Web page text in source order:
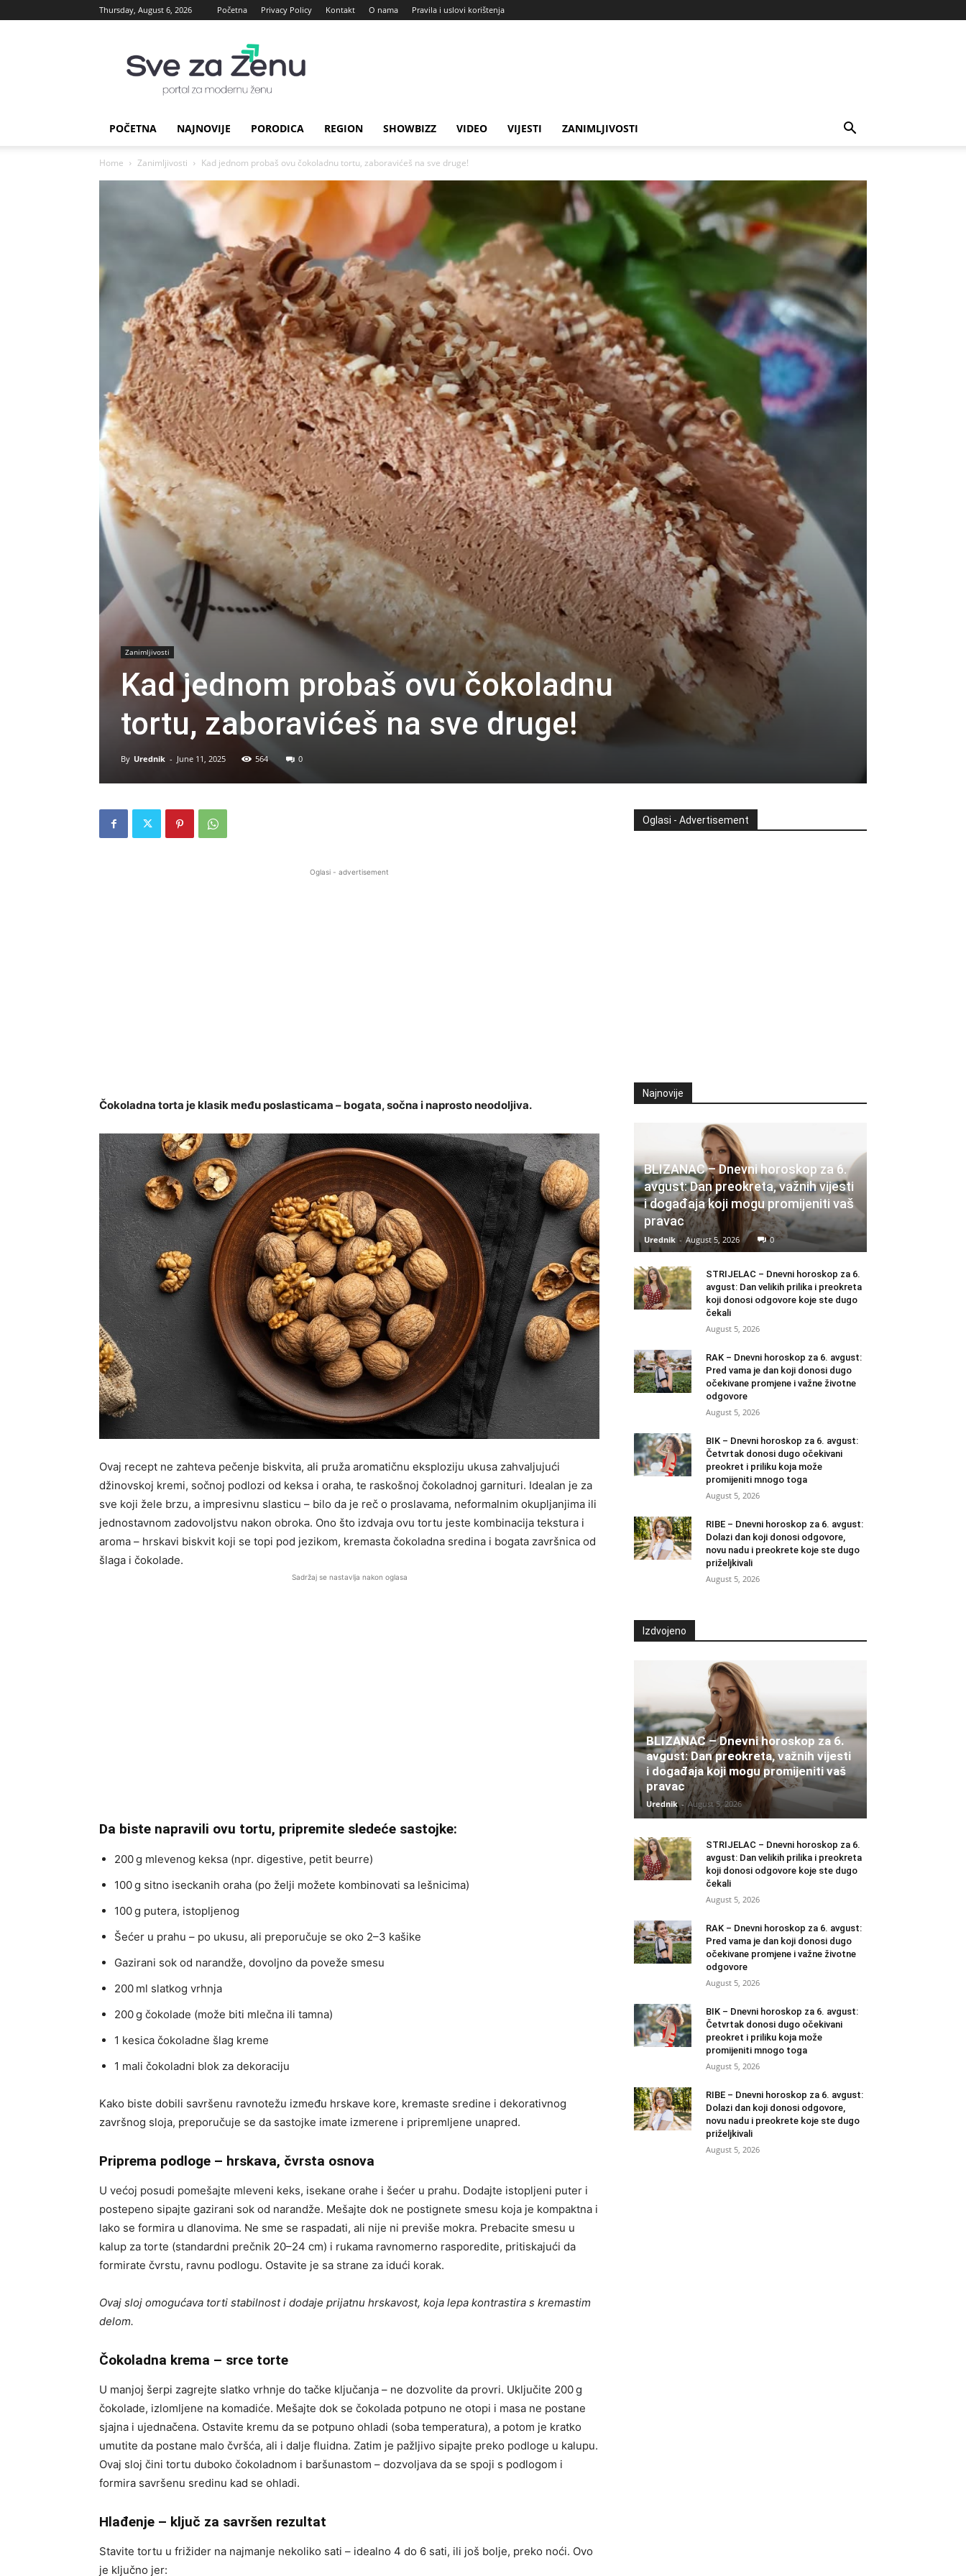
Thursday, August 6, 2026 Početna Privacy Policy Kontakt O nama Pravila i uslovi korištenja
za
Zenu
POČETNA NAJNOVIJE PORODICA REGION SHOWBIZZ VIDEO VIJESTI ZANIMLJIVOSTI
Home Zanimljivosti Kad jednom probaš ovu čokoladnu tortu, zaboravićeš na sve druge!
Zanimljivosti
Kad jednom probaš ovu čokoladnu
tortu, zaboravićeš na sve druge!
By Urednik - June 11, 2025 564 0
Oglasi - advertisement
Čokoladna torta je klasik među poslasticama – bogata, sočna i naprosto neodoljiva.
Ovaj recept ne zahteva pečenje biskvita, ali pruža aromatičnu eksploziju ukusa zahvaljujući
džinovskoj kremi, sočnoj podlozi od keksa i oraha, te raskošnoj čokoladnoj garnituri. Idealan je za
sve koji žele brzu, a impresivnu slasticu – bilo da je reč o proslavama, neformalnim okupljanjima ili
jednostavnom zadovoljstvu nakon obroka. Ono što izdvaja ovu tortu jeste kombinacija tekstura i
aroma – hrskavi biskvit koji se topi pod jezikom, kremasta čokoladna sredina i bogata završnica od
šlaga i čokolade.
Sadržaj se nastavlja nakon oglasa
Da biste napravili ovu tortu, pripremite sledeće sastojke:
200 g mlevenog keksa (npr. digestive, petit beurre)
100 g sitno iseckanih oraha (po želji možete kombinovati sa lešnicima)
100 g putera, istopljenog
Šećer u prahu – po ukusu, ali preporučuje se oko 2–3 kašike
Gazirani sok od narandže, dovoljno da poveže smesu
200 ml slatkog vrhnja
200 g čokolade (može biti mlečna ili tamna)
1 kesica čokoladne šlag kreme
1 mali čokoladni blok za dekoraciju
Kako biste dobili savršenu ravnotežu između hrskave kore, kremaste sredine i dekorativnog
završnog sloja, preporučuje se da sastojke imate izmerene i pripremljene unapred.
Priprema podloge – hrskava, čvrsta osnova
U većoj posudi pomešajte mleveni keks, isekane orahe i šećer u prahu. Dodajte istopljeni puter i
postepeno sipajte gazirani sok od narandže. Mešajte dok ne postignete smesu koja je kompaktna i
lako se formira u dlanovima. Ne sme se raspadati, ali nije ni previše mokra. Prebacite smesu u
kalup za torte (standardni prečnik 20–24 cm) i rukama ravnomerno rasporedite, pritiskajući da
formirate čvrstu, ravnu podlogu. Ostavite je sa strane za idući korak.
Ovaj sloj omogućava torti stabilnost i dodaje prijatnu hrskavost, koja lepa kontrastira s kremastim
delom.
Čokoladna krema – srce torte
U manjoj šerpi zagrejte slatko vrhnje do tačke ključanja – ne dozvolite da provri. Uključite 200 g
čokolade, izlomljene na komadiće. Mešajte dok se čokolada potpuno ne otopi i masa ne postane
sjajna i ujednačena. Ostavite kremu da se potpuno ohladi (soba temperatura), a potom je kratko
umutite da postane malo čvršća, ali i dalje fluidna. Zatim je pažljivo sipajte preko podloge u kalupu.
Ovaj sloj čini tortu duboko čokoladnom i baršunastom – dozvoljava da se spoji s podlogom i
formira savršenu sredinu kad se ohladi.
Hlađenje – ključ za savršen rezultat
Stavite tortu u frižider na najmanje nekoliko sati – idealno 4 do 6 sati, ili još bolje, preko noći. Ovo
je ključno jer:
Oglasi - Advertisement
Najnovije
BLIZANAC – Dnevni horoskop za 6.
avgust: Dan preokreta, važnih vijesti
i događaja koji mogu promijeniti vaš
pravac
Urednik - August 5, 2026 0
STRIJELAC – Dnevni horoskop za 6.
avgust: Dan velikih prilika i preokreta
koji donosi odgovore koje ste dugo
čekali
August 5, 2026
RAK – Dnevni horoskop za 6. avgust:
Pred vama je dan koji donosi dugo
očekivane promjene i važne životne
odgovore
August 5, 2026
BIK – Dnevni horoskop za 6. avgust:
Četvrtak donosi dugo očekivani
preokret i priliku koja može
promijeniti mnogo toga
August 5, 2026
RIBE – Dnevni horoskop za 6. avgust:
Dolazi dan koji donosi odgovore,
novu nadu i preokrete koje ste dugo
priželjkivali
August 5, 2026
Izdvojeno
BLIZANAC – Dnevni horoskop za 6.
avgust: Dan preokreta, važnih vijesti
i događaja koji mogu promijeniti vaš
pravac
Urednik - August 5, 2026
STRIJELAC – Dnevni horoskop za 6.
avgust: Dan velikih prilika i preokreta
koji donosi odgovore koje ste dugo
čekali
August 5, 2026
RAK – Dnevni horoskop za 6. avgust:
Pred vama je dan koji donosi dugo
očekivane promjene i važne životne
odgovore
August 5, 2026
BIK – Dnevni horoskop za 6. avgust:
Četvrtak donosi dugo očekivani
preokret i priliku koja može
promijeniti mnogo toga
August 5, 2026
RIBE – Dnevni horoskop za 6. avgust:
Dolazi dan koji donosi odgovore,
novu nadu i preokrete koje ste dugo
priželjkivali
August 5, 2026